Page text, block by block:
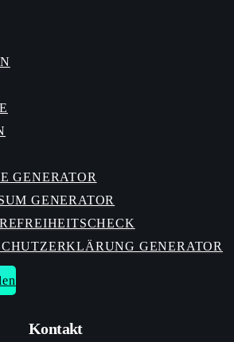
GENERATOR
GENERATOR
GENERATOR
Kontakt